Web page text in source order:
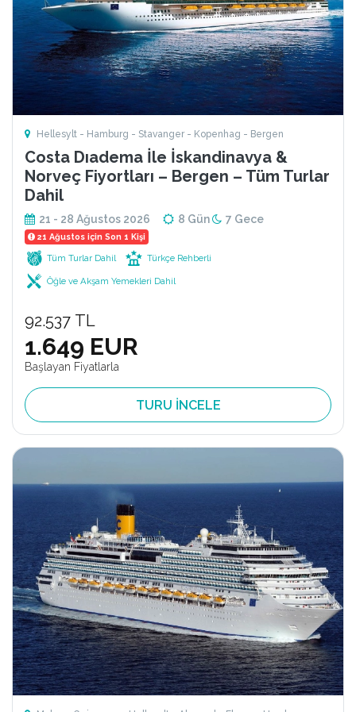
Hellesylt - Hamburg - Stavanger - Kopenhag - Bergen
Costa Dıadema İle İskandinavya &
Norveç Fiyortları – Bergen – Tüm Turlar
Dahil
21 - 28 Ağustos 2026 8 Gün 7 Gece
21 Ağustos için Son 1 Kişi
Tüm Turlar Dahil Türkçe Rehberli
Öğle ve Akşam Yemekleri Dahil
92.537 TL
1.649 EUR
Başlayan Fiyatlarla
TURU İNCELE